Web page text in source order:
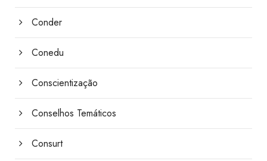
Conder
Conedu
Conscientização
Conselhos Temáticos
Consurt